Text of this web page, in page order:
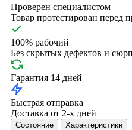
Проверен специалистом
Товар протестирован перед
100% рабочий
Без скрытых дефектов и
Гарантия 14 дней
Быстрая отправка
Доставка от 2-х дней
Состояние Характеристики